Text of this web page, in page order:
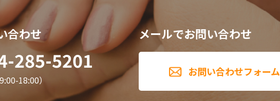
合わせ
285-5201
18:00）
メールでお問い合わせ
お問い合わせフォーム